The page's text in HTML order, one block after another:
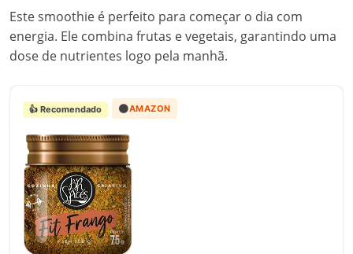
Este smoothie é perfeito para começar o dia com
energia. Ele combina frutas e vegetais, garantindo uma
dose de nutrientes logo pela manhã.
👍 Recomendado 🟠AMAZON